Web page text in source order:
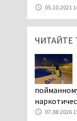
центра
07.08.2026
05.10.2021
ЧИТАЙТЕ
07.08.2026